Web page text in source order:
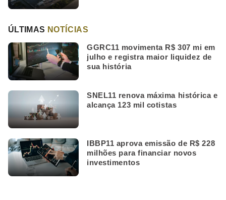
ÚLTIMAS NOTÍCIAS
GGRC11 movimenta R$ 307 mi em
julho e registra maior liquidez de
sua história
SNEL11 renova máxima histórica e
alcança 123 mil cotistas
IBBP11 aprova emissão de R$ 228
milhões para financiar novos
investimentos